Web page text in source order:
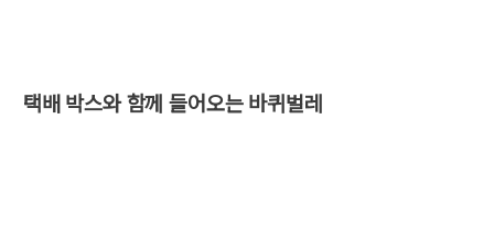
​ 택배 박스와 함께 들어오는 바퀴벌레